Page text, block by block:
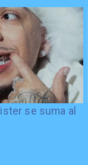
se suma al